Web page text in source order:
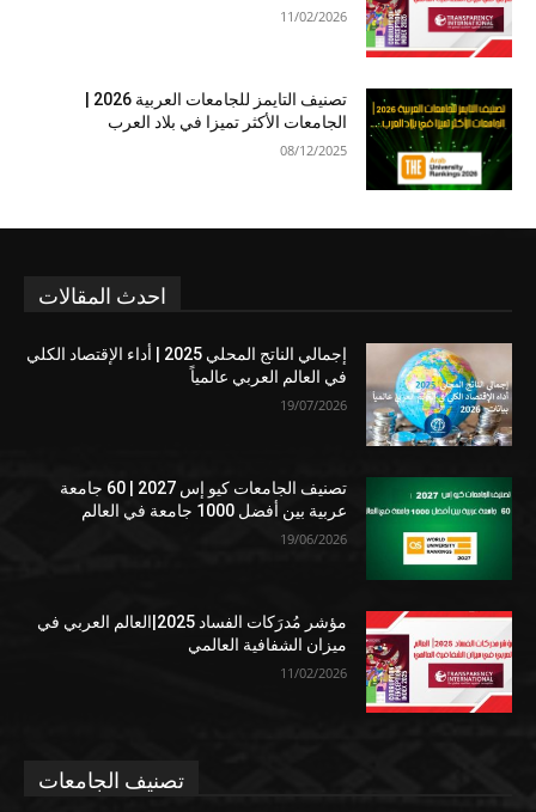
11/02/2026
الجامعات الأكثر تميزا في بلاد العرب
08/12/2025
احدث المقالات
إجمالي الناتج المحلي 2025 | أداء الإقتصاد الكلي
في العالم العربي عالمياً
19/07/2026
تصنيف الجامعات كيو إس 2027 | 60 جامعة
عربية بين أفضل 1000 جامعة في العالم
19/06/2026
مؤشر مُدرَكات الفساد 2025|العالم العربي في
ميزان الشفافية العالمي
11/02/2026
تصنيف الجامعات